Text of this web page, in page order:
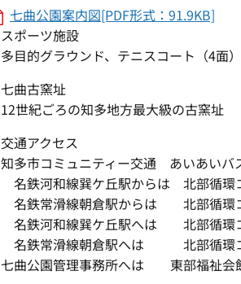
七曲公園案内図[PDF形式：91.9KB]
スポーツ施設
多目的グラウンド、テニスコート（4面
七曲古窯址
12世紀ごろの知多地方最大級の古窯址
交通アクセス
知多市コミュニティー交通 あいあいバ
名鉄河和線巽ケ丘駅からは 北部循
名鉄常滑線朝倉駅からは 北部循環
名鉄河和線巽ケ丘駅へは 北部循環
名鉄常滑線朝倉駅へは 北部循環
七曲公園管理事務所へは 東部福祉会